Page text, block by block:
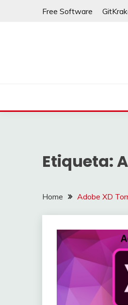
Free Software
Etiqueta:
Home Adobe XD